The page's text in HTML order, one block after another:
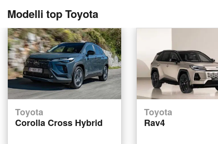
Modelli top Toyota
Toyota
Corolla Cross Hybrid
Toyota
Rav4